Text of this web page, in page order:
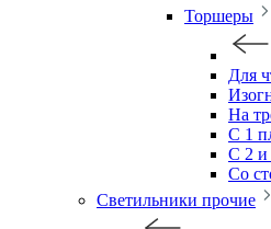
Торшеры
Для
На
С 1
С 2 и
Со
Светильники прочие